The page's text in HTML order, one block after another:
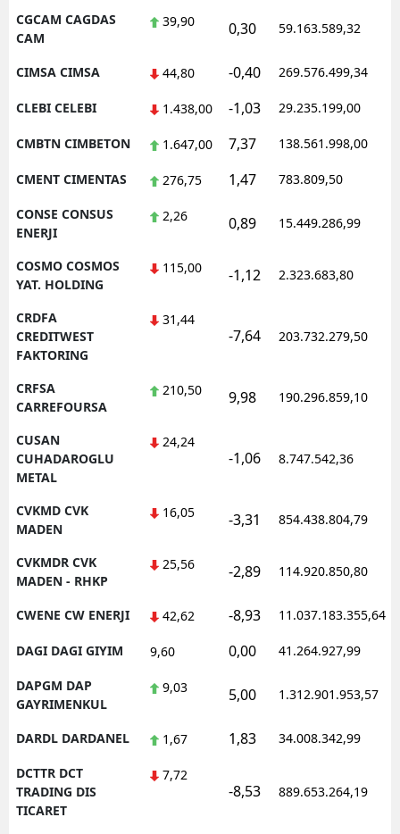
CGCAM CAGDAS
CAM
39,90 0,30 59.163.589,32
CIMSA CIMSA 44,80 -0,40 269.576.499,34
CLEBI CELEBI 1.438,00 -1,03 29.235.199,00
CMBTN CIMBETON 1.647,00 7,37 138.561.998,00
CMENT CIMENTAS 276,75 1,47 783.809,50
CONSE CONSUS
ENERJI
2,26 0,89 15.449.286,99
COSMO COSMOS
YAT. HOLDING
115,00 -1,12 2.323.683,80
CRDFA
CREDITWEST
FAKTORING
31,44
-7,64 203.732.279,50
CRFSA
CARREFOURSA
210,50 9,98 190.296.859,10
CUSAN
CUHADAROGLU
METAL
24,24
-1,06 8.747.542,36
CVKMD CVK
MADEN
16,05 -3,31 854.438.804,79
CVKMDR CVK
MADEN - RHKP
25,56 -2,89 114.920.850,80
CWENE CW ENERJI 42,62 -8,93 11.037.183.355,64
DAGI DAGI GIYIM 9,60 0,00 41.264.927,99
DAPGM DAP
GAYRIMENKUL
9,03 5,00 1.312.901.953,57
DARDL DARDANEL 1,67 1,83 34.008.342,99
DCTTR DCT
TRADING DIS
TICARET
7,72
-8,53 889.653.264,19